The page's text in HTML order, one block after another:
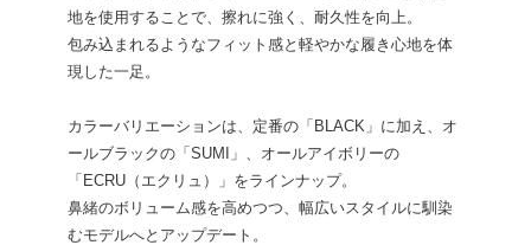
地を使用することで、擦れに強く、耐久性を向上。
包み込まれるようなフィット感と軽やかな履き心地を体
現した一足。
カラーバリエーションは、定番の「BLACK」に加え、オ
ールブラックの「SUMI」、オールアイボリーの
「ECRU（エクリュ）」をラインナップ。
鼻緒のボリューム感を高めつつ、幅広いスタイルに馴染
むモデルへとアップデート。